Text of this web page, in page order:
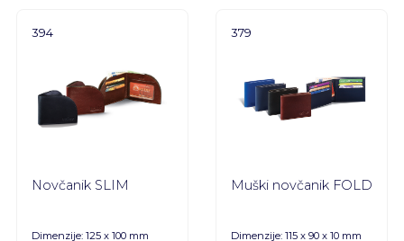
394
Novčanik SLIM
Dimenzije: 125 x 100 mm
379
Muški novčanik FOLD
Dimenzije: 115 x 90 x 10 mm